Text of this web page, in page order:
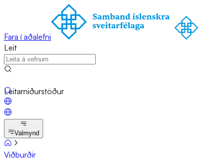
Fara í aðalefni
Leit
Leitarniðurstöður
Valmynd
Viðburðir